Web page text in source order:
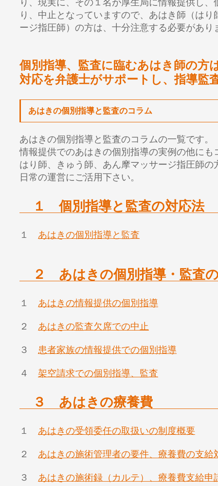
り、現実に、その１名が厚生局に情報提供し
り、中止となっていますので、あはき師（は
ージ指圧師）の方は、十分注意する必要があり
個別指導、監査に臨むあはき師の方
対応を弁護士がサポートし、指導監
あはきの個別指導と監査のコラム
あはきの個別指導と監査のコラムの一覧です。
情報提供でのあはきの個別指導の実例の他にも
はり師、きゅう師、あん摩マッサージ指圧師
日常の運営にご活用下さい。
１ 個別指導と監査の対応法
１ あはきの個別指導と監査
２ あはきの個別指導・監査
１ あはきの情報提供の個別指導
２ あはきの監査欠席での中止
３ 患者家族の情報提供での個別指導
４ 架空請求での個別指導、監査
３ あはきの療養費
１ あはきの受領委任の取扱いの制度概要
２ あはきの施術管理者の要件、療養費の支給
３ あはきの施術録（カルテ）、療養費支給申